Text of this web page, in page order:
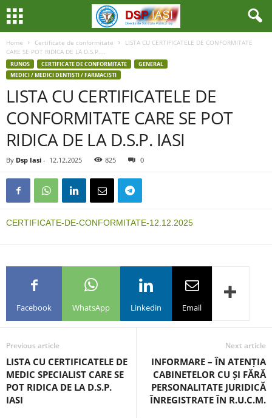
Home Certificate de conformitate
LISTA CU CERTIFICATELE DE CONFORMITATE
CARE SE POT RIDICA DE LA D.S.P....
RUNOS CERTIFICATE DE CONFORMITATE
GENERAL
MEDICI / MEDICI DENTIȘTI / FARMACIȘTI
LISTA CU CERTIFICATELE DE
CONFORMITATE CARE SE POT
RIDICA DE LA D.S.P. IASI
By Dsp Iasi - 12.12.2025 825 0
CERTIFICATE-DE-CONFORMITATE-12.12.2025
Facebook WhatsApp Linkedin Email
Previous article
LISTA CU CERTIFICATELE DE
MEDIC SPECIALIST CARE SE
POT RIDICA DE LA D.S.P.
IASI
Next article
INFORMARE – ÎN ATENȚIA
CABINETELOR CU ȘI FĂRĂ
PERSONALITATE JURIDICĂ
ÎNREGISTRATE ÎN R.U.C.M.